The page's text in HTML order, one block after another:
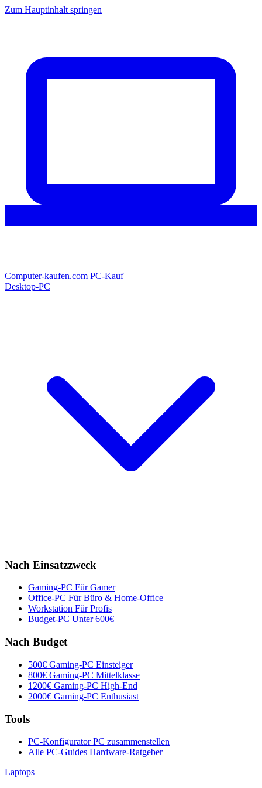
Zum Hauptinhalt springen
Computer-kaufen.com PC-Kauf
Desktop-PC
Nach Einsatzzweck
Gaming-PC Für Gamer
Office-PC Für Büro & Home-Office
Workstation Für Profis
Budget-PC Unter 600€
Nach Budget
500€ Gaming-PC Einsteiger
800€ Gaming-PC Mittelklasse
1200€ Gaming-PC High-End
2000€ Gaming-PC Enthusiast
Tools
PC-KonfiguratorPC zusammenstellen
Alle PC-Guides Hardware-Ratgeber
Laptops